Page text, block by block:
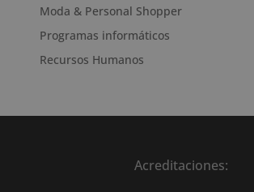
Moda & Personal Shopper
Programas informáticos
Recursos Humanos
Acreditaciones: